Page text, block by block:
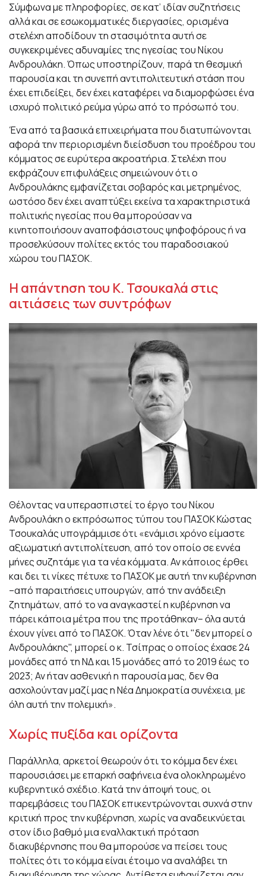
Σύμφωνα με πληροφορίες, σε κατ’ ιδίαν συζητήσεις
αλλά και σε εσωκομματικές διεργασίες, ορισμένα
στελέχη αποδίδουν τη στασιμότητα αυτή σε
συγκεκριμένες αδυναμίες της ηγεσίας του Νίκου
Ανδρουλάκη. Όπως υποστηρίζουν, παρά τη θεσμική
παρουσία και τη συνεπή αντιπολιτευτική στάση που
έχει επιδείξει, δεν έχει καταφέρει να διαμορφώσει ένα
ισχυρό πολιτικό ρεύμα γύρω από το πρόσωπό του.
Ένα από τα βασικά επιχειρήματα που διατυπώνονται
αφορά την περιορισμένη διείσδυση του προέδρου του
κόμματος σε ευρύτερα ακροατήρια. Στελέχη που
εκφράζουν επιφυλάξεις σημειώνουν ότι ο
Ανδρουλάκης εμφανίζεται σοβαρός και μετρημένος,
ωστόσο δεν έχει αναπτύξει εκείνα τα χαρακτηριστικά
πολιτικής ηγεσίας που θα μπορούσαν να
κινητοποιήσουν αναποφάσιστους ψηφοφόρους ή να
προσελκύσουν πολίτες εκτός του παραδοσιακού
χώρου του ΠΑΣΟΚ.
Η απάντηση του Κ. Τσουκαλά στις
αιτιάσεις των συντρόφων
Θέλοντας να υπερασπιστεί το έργο του Νίκου
Ανδρουλάκη ο εκπρόσωπος τύπου του ΠΑΣΟΚ Κώστας
Τσουκαλάς υπογράμμισε ότι «ενάμισι χρόνο είμαστε
αξιωματική αντιπολίτευση, από τον οποίο σε εννέα
μήνες συζητάμε για τα νέα κόμματα. Αν κάποιος έρθει
και δει τι νίκες πέτυχε το ΠΑΣΟΚ με αυτή την κυβέρνηση
–από παραιτήσεις υπουργών, από την ανάδειξη
ζητημάτων, από το να αναγκαστεί η κυβέρνηση να
πάρει κάποια μέτρα που της προτάθηκαν– όλα αυτά
έχουν γίνει από το ΠΑΣΟΚ. Όταν λένε ότι "δεν μπορεί ο
Ανδρουλάκης", μπορεί ο κ. Τσίπρας ο οποίος έχασε 24
μονάδες από τη ΝΔ και 15 μονάδες από το 2019 έως το
2023; Αν ήταν ασθενική η παρουσία μας, δεν θα
ασχολούνταν μαζί μας η Νέα Δημοκρατία συνέχεια, με
όλη αυτή την πολεμική».
Χωρίς πυξίδα και ορίζοντα
Παράλληλα, αρκετοί θεωρούν ότι το κόμμα δεν έχει
παρουσιάσει με επαρκή σαφήνεια ένα ολοκληρωμένο
κυβερνητικό σχέδιο. Κατά την άποψή τους, οι
παρεμβάσεις του ΠΑΣΟΚ επικεντρώνονται συχνά στην
κριτική προς την κυβέρνηση, χωρίς να αναδεικνύεται
στον ίδιο βαθμό μια εναλλακτική πρόταση
διακυβέρνησης που θα μπορούσε να πείσει τους
πολίτες ότι το κόμμα είναι έτοιμο να αναλάβει τη